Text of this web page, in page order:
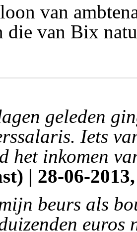
van
die van Bix
geleden
Iets
het inkomen
| 28-06-
beurs als